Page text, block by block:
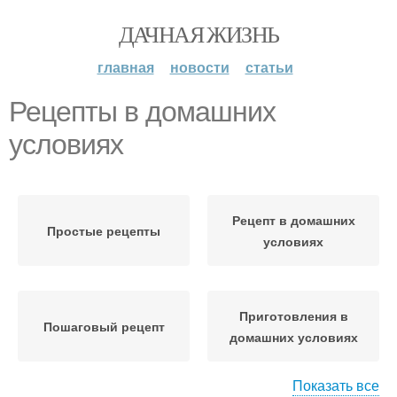
ДАЧНАЯ ЖИЗНЬ
главная новости статьи
Рецепты в домашних
условиях
Простые рецепты
Рецепт в домашних
условиях
Пошаговый рецепт
Приготовления в
домашних условиях
Показать все